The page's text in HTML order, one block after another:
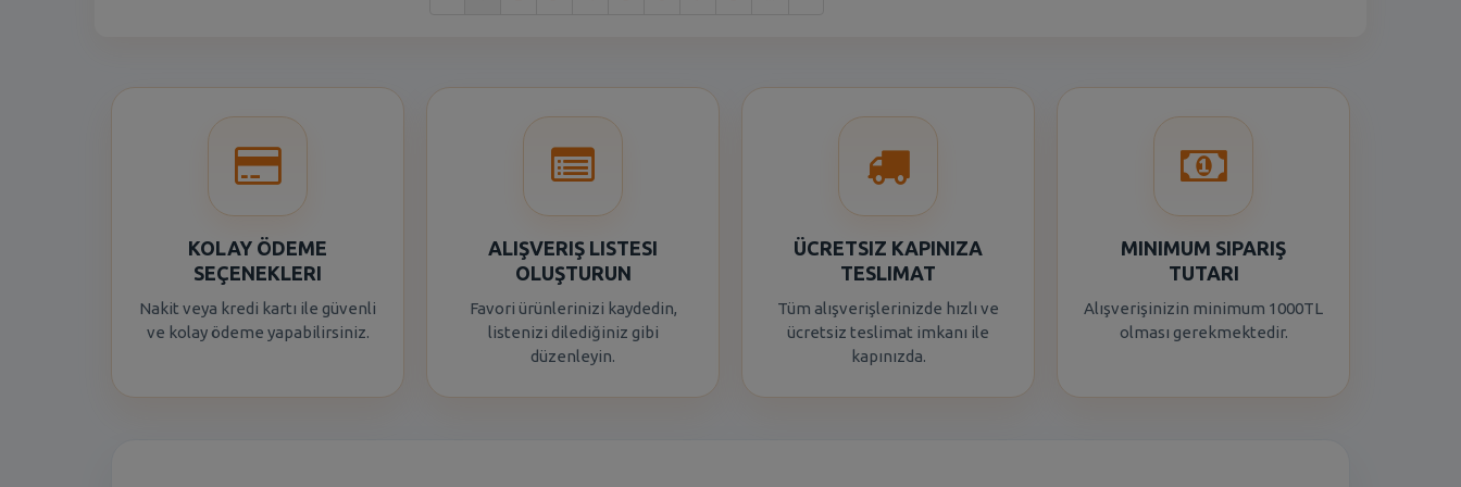
KOLAY ÖDEME
SEÇENEKLERI
Nakit veya kredi kartı ile güvenli
ve kolay ödeme yapabilirsiniz.
ALIŞVERIŞ LISTESI
OLUŞTURUN
Favori ürünlerinizi kaydedin,
listenizi dilediğiniz gibi
düzenleyin.
ÜCRETSIZ KAPINIZA
TESLIMAT
Tüm alışverişlerinizde hızlı ve
ücretsiz teslimat imkanı ile
kapınızda.
MINIMUM SIPARIŞ
TUTARI
Alışverişinizin minimum 1000TL
olması gerekmektedir.